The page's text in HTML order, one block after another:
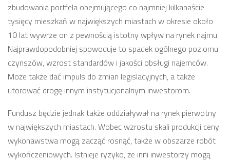
zbudowania portfela obejmującego co najmniej kilkanaście
tysięcy mieszkań w największych miastach w okresie około
10 lat wywrze on z pewnością istotny wpływ na rynek najmu.
Najprawdopodobniej spowoduje to spadek ogólnego poziomu
czynszów, wzrost standardów i jakości obsługi najemców.
Może także dać impuls do zmian legislacyjnych, a także
utorować drogę innym instytucjonalnym inwestorom.
Fundusz będzie jednak także oddziaływał na rynek pierwotny
w największych miastach. Wobec wzrostu skali produkcji ceny
wykonawstwa mogą zacząć rosnąć, także w obszarze robót
wykończeniowych. Istnieje ryzyko, że inni inwestorzy mogą